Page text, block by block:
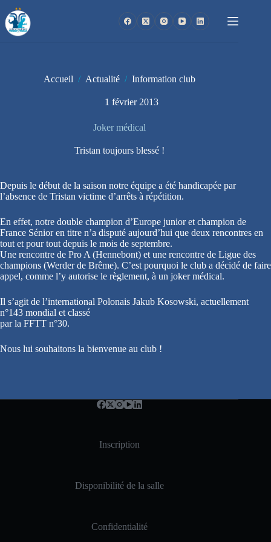
au
contenu
Accueil / Actualité / Information club
1 février 2013
Joker médical
Tristan toujours blessé !
Depuis le début de la saison notre équipe a été handicapée par
l’absence de Tristan victime d’arrêts à répétition.
En effet, notre double champion d’Europe junior et champion de
France Sénior en titre n’a disputé aujourd’hui que deux rencontres en
tout et pour tout depuis le mois de septembre.
Une rencontre de Pro A (Hennebont) et une rencontre de Ligue des
champions (Werder de Brême). C’est pourquoi le club a décidé de faire
appel, comme l’y autorise le règlement, à un joker médical.
Il s’agit de l’international Polonais Jakub Kosowski, actuellement
n°143 mondial et classé
par la FFTT n°30.
Nous lui souhaitons la bienvenue au club !
Inscription
Disponibilité de la salle
Confidentialité